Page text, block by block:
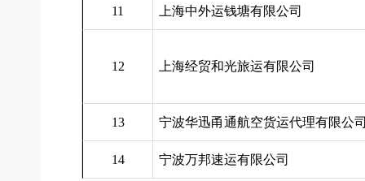
11 上海中外运钱塘有限公司
12 上海经贸和光旅运有限公司
13 宁波华迅甬通航空货运代理有限公
14 宁波万邦速运有限公司